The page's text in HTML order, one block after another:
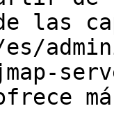
las